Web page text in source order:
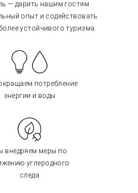
— дарить нашим гостям
опыт и содействовать
устойчивого туризма.
потребление
энергии и воды
внедряем меры по
углеродного
следа